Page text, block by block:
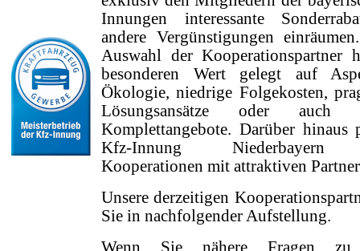
Innungen interessante
andere Vergünstigungen
Auswahl der Kooperationspartner
besonderen Wert gelegt auf
Ökologie, niedrige Folgekosten,
Lösungsansätze oder auch
Komplettangebote. Darüber hinaus
Kfz-Innung Niederbayern
Kooperationen mit attraktiven
Unsere derzeitigen
Sie in nachfolgender Aufstellung.
Wenn Sie nähere Fragen zu